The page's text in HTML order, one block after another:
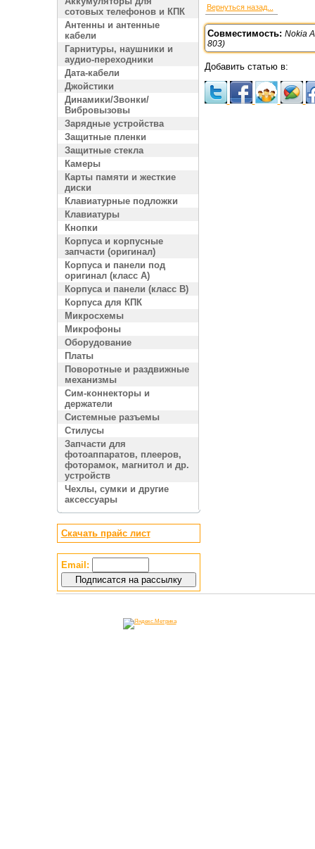
сотовых телефонов и КПК
Антенны и антенные
кабели
Гарнитуры, наушники и
аудио-переходники
Дата-кабели
Джойстики
Динамики/Звонки/
Вибровызовы
Зарядные устройства
Защитные пленки
Защитные стекла
Камеры
Карты памяти и жесткие
диски
Клавиатурные подложки
Клавиатуры
Кнопки
Корпуса и корпусные
запчасти (оригинал)
Корпуса и панели под
оригинал (класс A)
Корпуса и панели (класс B)
Корпуса для КПК
Микросхемы
Микрофоны
Оборудование
Платы
Поворотные и раздвижные
механизмы
Сим-коннекторы и
держатели
Системные разъемы
Стилусы
Запчасти для
фотоаппаратов, плееров,
фоторамок, магнитол и др.
устройств
Чехлы, сумки и другие
аксессуары
Скачать прайс лист
Email:
Вернуться назад...
Совместимость: Nokia
803)
Добавить статью в: